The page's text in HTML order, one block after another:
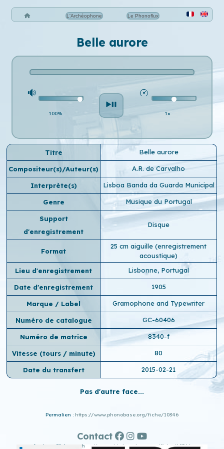
L'Archéophone Le Phonoflux
Belle aurore
100% 1x
Titre Belle aurore
Compositeur(s)/Auteur(s) A.R. de Carvalho
Interprète(s) Lisboa Banda da Guarda Municipal
Genre Musique du Portugal
Support
d'enregistrement
Disque
Format
25 cm aiguille (enregistrement
acoustique)
Lieu d'enregistrement
Lisbonne, Portugal
Date d'enregistrement 1905
Marque / Label Gramophone and Typewriter
Numéro de catalogue GC-60406
Numéro de matrice 8340-f
Vitesse (tours / minute) 80
Date du transfert 2015-02-21
Pas d'autre face...
Permalien : https://www.phonobase.org/fiche/10346
Ancien affichage : http://www.old.phonobase.org/fiche/10346
Contact